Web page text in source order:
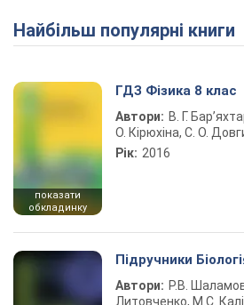
Найбільш популярні книги
показати
обкладинку
ГДЗ Фізика 8 клас
Автори: В. Г.
О. Кірюхіна, С. О.
Рік: 2016
Підручники
Автори: Р.В.
Литовченко, М.С.